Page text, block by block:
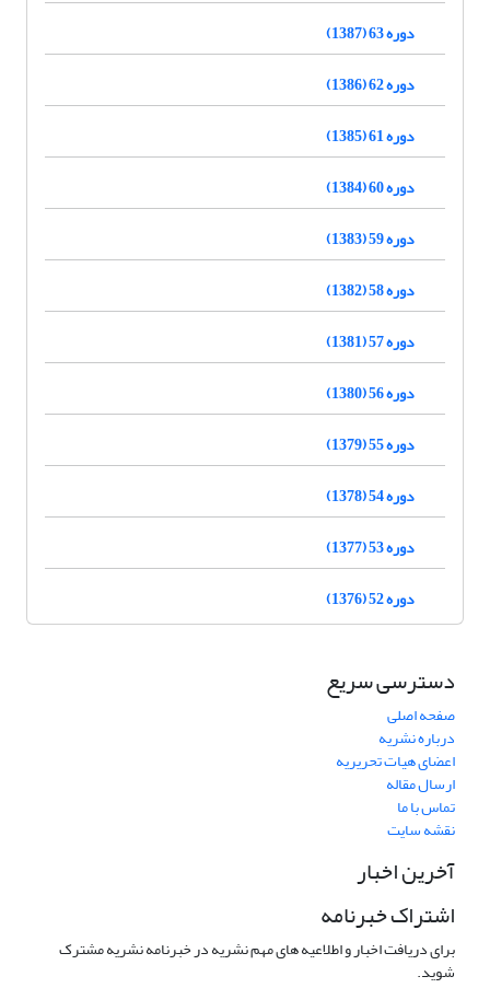
دوره 63 (1387)
دوره 62 (1386)
دوره 61 (1385)
دوره 60 (1384)
دوره 59 (1383)
دوره 58 (1382)
دوره 57 (1381)
دوره 56 (1380)
دوره 55 (1379)
دوره 54 (1378)
دوره 53 (1377)
دوره 52 (1376)
دسترسی سریع
صفحه اصلی
درباره نشریه
اعضای هیات تحریریه
ارسال مقاله
تماس با ما
نقشه سایت
آخرین اخبار
اشتراک خبرنامه
برای دریافت اخبار و اطلاعیه های مهم نشریه در خبرنامه نشریه مشترک
شوید.